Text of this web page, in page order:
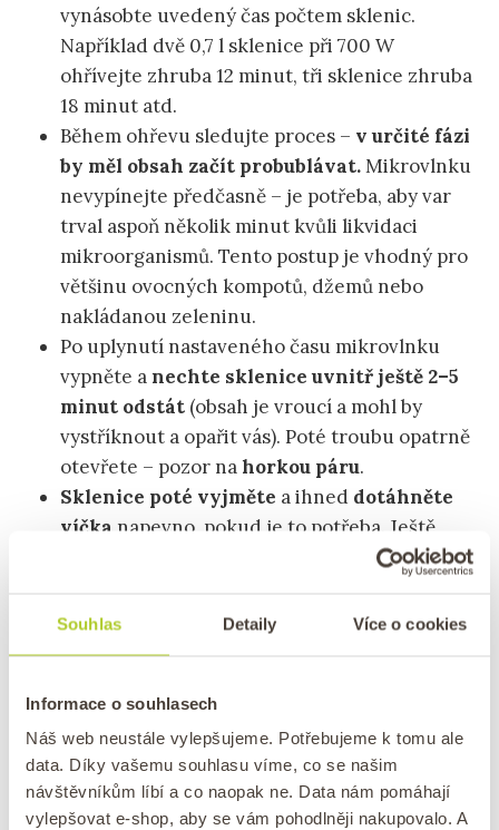
Souhlas Detaily Více o cookies
Informace o souhlasech
Náš web neustále vylepšujeme. Potřebujeme k tomu ale
data. Díky vašemu souhlasu víme, co se našim
návštěvníkům líbí a co naopak ne. Data nám pomáhají
vylepšovat e-shop, aby se vám pohodlněji nakupovalo. A
vynásobte uvedený čas počtem sklenic.
Například dvě 0,7 l sklenice při 700 W
ohřívejte zhruba 12 minut, tři sklenice zhruba
18 minut atd.
Během ohřevu sledujte proces – v určité fázi
by měl obsah začít probublávat.Mikrovlnku
nevypínejte předčasně – je potřeba, aby var
trval aspoň několik minut kvůli likvidaci
mikroorganismů. Tento postup je vhodný pro
většinu ovocných kompotů, džemů nebo
nakládanou zeleninu.
Po uplynutí nastaveného času mikrovlnku
vypněte anechte sklenice uvnitř ještě 2–5
minut odstát (obsah je vroucí a mohl by
vystříknout a opařit vás). Poté troubu opatrně
otevřete – pozor na horkou páru.
Sklenice poté vyjměte a ihned dotáhněte
víčka napevno, pokud je to potřeba. Ještě
horké sklenice obraťte dnem vzhůrua
stát asi 5–10 minut.Tímto se
tepelně ošetří
pevně přisaje.
Poté sklenice otočte zpět a nechte jezcela
vychladnoutpři pokojové teplotě (nejlépe
pomalu, v klidu, mimo průvan).